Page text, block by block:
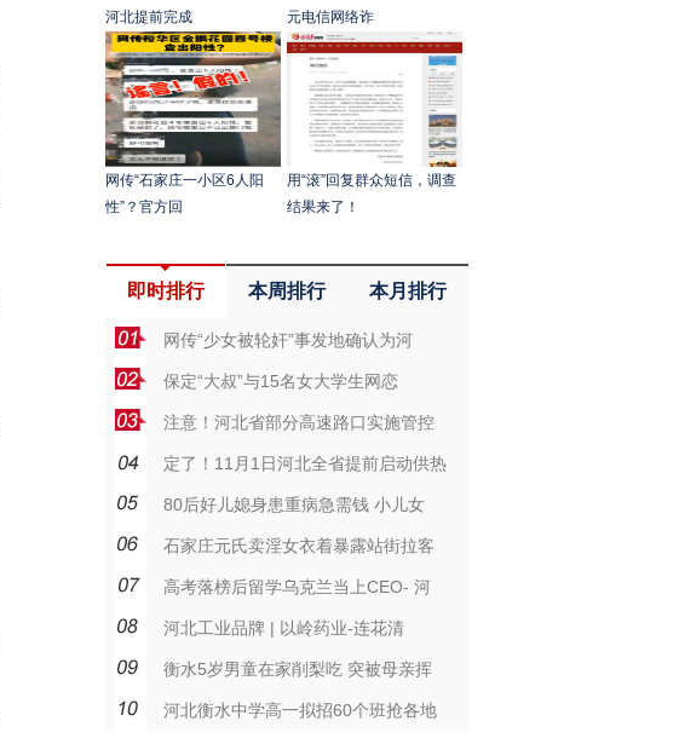
河北提前完成
元电信网络诈
网传“石家庄一小区6人阳
性”？官方回
用“滚”回复群众短信，调查
结果来了！
即时排行 本周排行 本月排行
网传“少女被轮奸”事发地确认为河
保定“大叔”与15名女大学生网恋
注意！河北省部分高速路口实施管控
定了！11月1日河北全省提前启动供热
80后好儿媳身患重病急需钱 小儿女
石家庄元氏卖淫女衣着暴露站街拉客
高考落榜后留学乌克兰当上CEO- 河
河北工业品牌 | 以岭药业-连花清
衡水5岁男童在家削梨吃 突被母亲挥
河北衡水中学高一拟招60个班抢各地